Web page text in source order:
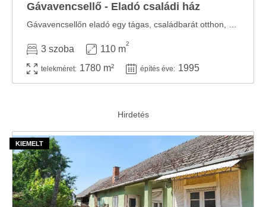
Gávavencsellő - Eladó családi ház
3 szoba 110 m
2
telekméret: 1780 m² építés éve: 1995